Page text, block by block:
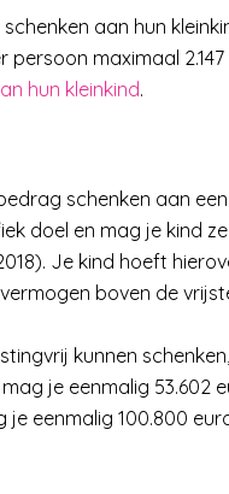
aan hun
maximaal
hun kleinkind.
schenken aan
doel en mag je kind
Je kind hoeft
boven de
kunnen
je eenmalig 53.602
eenmalig 100.800